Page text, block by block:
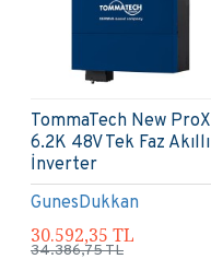
Exelon
Exelon 12 kW Hibrit On
Grid İnverter LV 48V
Trifaze 380V
101.587,50 TL
114.187,50 TL